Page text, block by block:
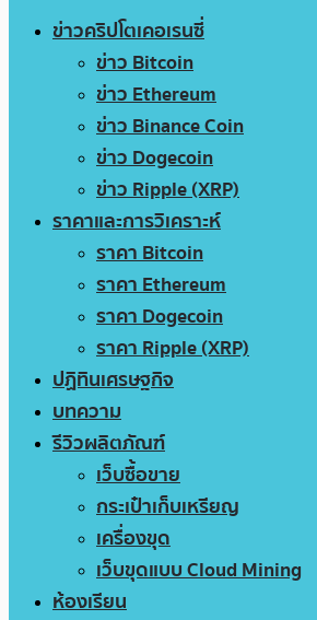
ข่าวคริปโตเคอเรนซี่
ข่าว Bitcoin
ข่าว Ethereum
ข่าว Binance Coin
ข่าว Dogecoin
ข่าว Ripple (XRP)
ราคาและการวิเคราะห์
ราคา Bitcoin
ราคา Ethereum
ราคา Dogecoin
ราคา Ripple (XRP)
ปฏิทินเศรษฐกิจ
บทความ
รีวิวผลิตภัณฑ์
เว็บซื้อขาย
กระเป๋าเก็บเหรียญ
เครื่องขุด
เว็บขุดแบบ Cloud Mining
ห้องเรียน